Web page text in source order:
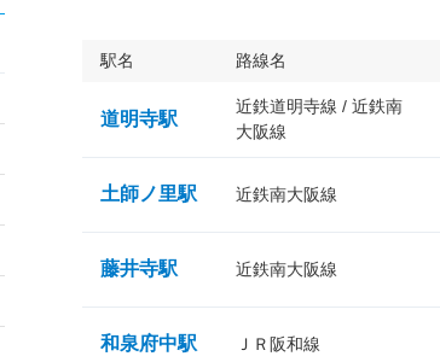
駅名 路線名
道明寺駅
近鉄道明寺線 / 近鉄南
大阪線
土師ノ里駅 近鉄南大阪線
藤井寺駅 近鉄南大阪線
和泉府中駅 ＪＲ阪和線